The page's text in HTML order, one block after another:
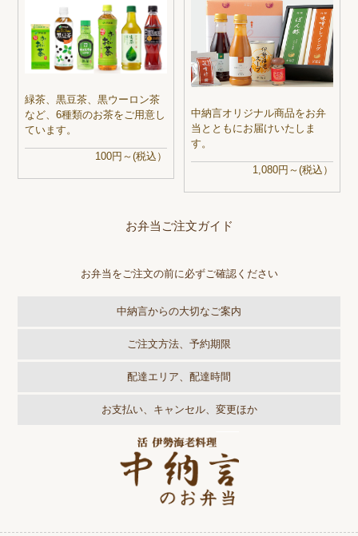
緑茶、黒豆茶、黒ウーロン茶
など、6種類のお茶をご用意し
ています。
100円～(税込）
中納言オリジナル商品をお弁
当とともにお届けいたしま
す。
1,080円～(税込）
お弁当ご注文ガイド
お弁当をご注文の前に必ずご確認ください
中納言からの大切なご案内
ご注文方法、予約期限
配達エリア、配達時間
お支払い、キャンセル、変更ほか